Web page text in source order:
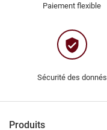
Paiement flexible
verified_user
Sécurité des donnés
Produits